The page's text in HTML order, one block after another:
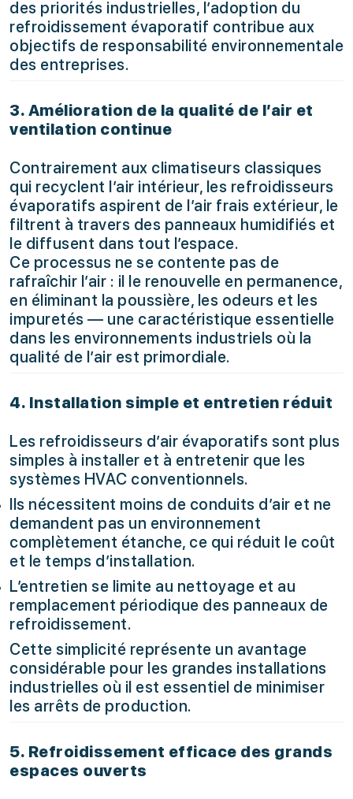
des priorités industrielles, l’adoption du
refroidissement évaporatif contribue aux
objectifs de responsabilité environnementale
des entreprises.
3. Amélioration de la qualité de l’air et
ventilation continue
Contrairement aux climatiseurs classiques
qui recyclent l’air intérieur, les refroidisseurs
évaporatifs aspirent de l’air frais extérieur, le
filtrent à travers des panneaux humidifiés et
le diffusent dans tout l’espace.
Ce processus ne se contente pas de
rafraîchir l’air : il le renouvelle en permanence,
en éliminant la poussière, les odeurs et les
impuretés — une caractéristique essentielle
dans les environnements industriels où la
qualité de l’air est primordiale.
4. Installation simple et entretien réduit
Les refroidisseurs d’air évaporatifs sont plus
simples à installer et à entretenir que les
systèmes HVAC conventionnels.
Ils nécessitent moins de conduits d’air et ne
demandent pas un environnement
complètement étanche, ce qui réduit le coût
et le temps d’installation.
L’entretien se limite au nettoyage et au
remplacement périodique des panneaux de
refroidissement.
Cette simplicité représente un avantage
considérable pour les grandes installations
industrielles où il est essentiel de minimiser
les arrêts de production.
5. Refroidissement efficace des grands
espaces ouverts